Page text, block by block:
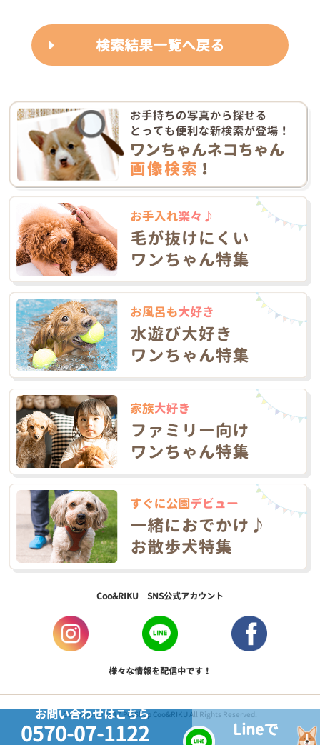
検索結果一覧へ戻る
お問い合わせはこちら
0570-07-1122
Lineで
Coo&RIKU SNS公式アカウント
様々な情報を配信中です！
Copyright © 2017 PetShop Coo&RIKU All Rights Reserved.